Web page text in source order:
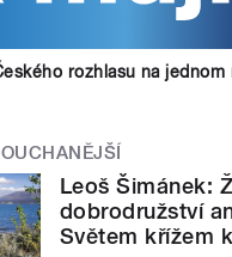
rozhlasu na jednom
Leoš Šimánek:
dobrodružství
Světem křížem